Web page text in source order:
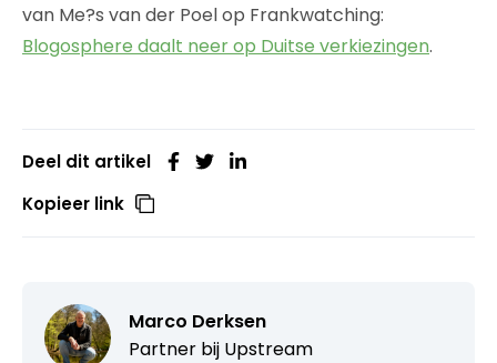
van Me?s van der Poel op Frankwatching:
Blogosphere daalt neer op Duitse verkiezingen.
Deel dit artikel
Kopieer link
Marco Derksen
Partner bij Upstream